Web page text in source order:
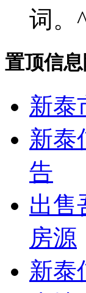
词。
置顶信
新泰
新泰
告
出售
房源
新泰